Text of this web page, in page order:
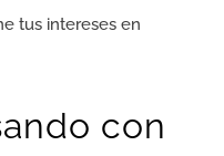
tus intereses en
con